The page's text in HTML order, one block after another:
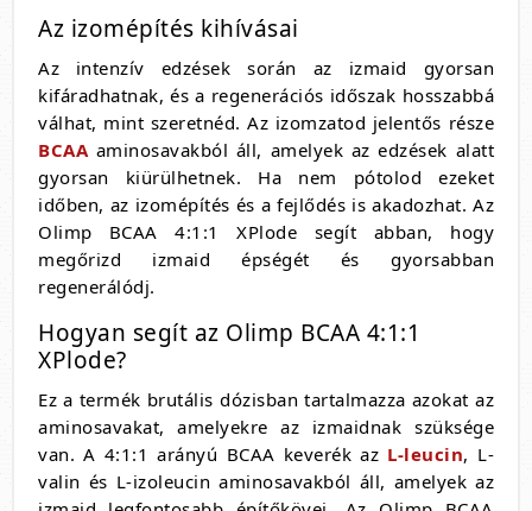
Az izomépítés kihívásai
Az intenzív edzések során az izmaid gyorsan
kifáradhatnak, és a regenerációs időszak hosszabbá
válhat, mint szeretnéd. Az izomzatod jelentős része
BCAAaminosavakból áll, amelyek az edzések alatt
gyorsan kiürülhetnek. Ha nem pótolod ezeket
időben, az izomépítés és a fejlődés is akadozhat. Az
Olimp BCAA 4:1:1 XPlode segít abban, hogy
megőrizd izmaid épségét és gyorsabban
regenerálódj.
Hogyan segít az Olimp BCAA 4:1:1
XPlode?
Ez a termék brutális dózisban tartalmazza azokat az
aminosavakat, amelyekre az izmaidnak szüksége
van. A 4:1:1 arányú BCAA keverék az L-leucin, L-
valin és L-izoleucin aminosavakból áll, amelyek az